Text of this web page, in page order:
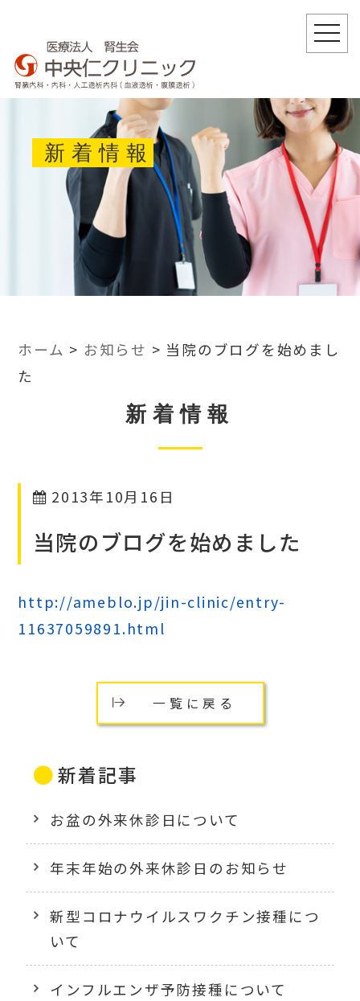
新着情報
ホーム > お知らせ > 当院のブログを始めまし
た
新着情報
2013年10月16日
当院のブログを始めました
http://ameblo.jp/jin-clinic/entry-
11637059891.html
一覧に戻る
新着記事
お盆の外来休診日について
年末年始の外来休診日のお知らせ
新型コロナウイルスワクチン接種につ
いて
インフルエンザ予防接種について